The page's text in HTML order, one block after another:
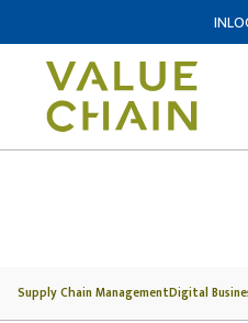
Supply Chain ManagementDigital